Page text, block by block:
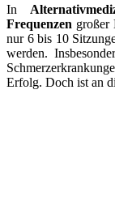
In
Frequenzen großer
nur 6 bis 10
werden.
Erfolg. Doch ist an